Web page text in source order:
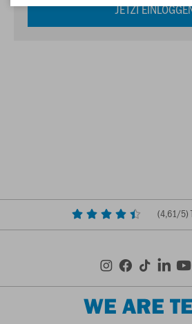
JETZT
(4,61/5)
WE ARE